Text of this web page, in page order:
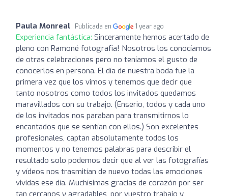
Paula Monreal Publicada en 1 year ago
Experiencia fantástica: Sinceramente hemos acertado de
pleno con Ramoné fotografía! Nosotros los conocíamos
de otras celebraciones pero no teníamos el gusto de
conocerlos en persona. El día de nuestra boda fue la
primera vez que los vimos y tenemos que decir que
tanto nosotros como todos los invitados quedamos
maravillados con su trabajo. (Enserio, todos y cada uno
de los invitados nos paraban para transmitirnos lo
encantados que se sentían con ellos.) Son excelentes
profesionales, captan absolutamente todos los
momentos y no tenemos palabras para describir el
resultado solo podemos decir que al ver las fotografías
y vídeos nos trasmitían de nuevo todas las emociones
vividas ese día. Muchísimas gracias de corazón por ser
tan cercanos y agradables, por vuestro trabajo y